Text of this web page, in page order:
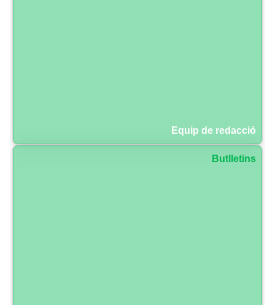
Equip de redacció
Butlletins